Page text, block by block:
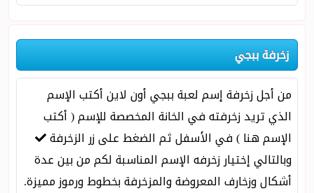
زخرفة ببجي
من أجل زخرفة إسم لعبة ببجي أون لاين أكتب الإسم
الذي تريد زخرفته في الخانة المخصصة للإسم ( أكتب
الإسم هنا ) في الأسفل ثم الضغط على زر الزخرفة
وبالتالي إختيار زخرفه الإسم المناسبة لكم من بين عدة
أشكال وزخارف المعروضة والمزخرفة بخطوط ورموز مميزة.